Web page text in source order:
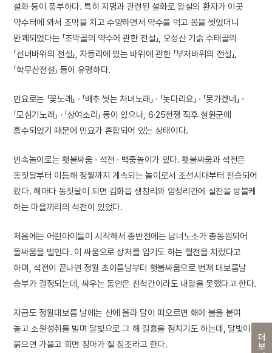
더보기
설화 등이 풍부하다. 특히 지명과 관련된 설화로 왕실의 환자가 이곳
약수터에 와서 초막을 치고 수양하면서 약수를 먹고 몸을 씻었더니
완쾌되었다는 「조막골의 약수에 관한 전설」, 오성산 기슭 수태골의
「선녀바위의 전설」, 자등리에 있는 바위에 관한 「부처바위의 전설」,
「학무산전설」 등이 유명하다.
민요로는 「꽃노래」 · 「배추 씻는 처녀노래」 · 「놋다리요」 · 「못가겠네」 ·
「모심기노래」 · 「상여소리」 등이 있으나, 6·25전쟁 직후 철원군에
흡수되었기 때문에 민요가 혼합되어 있는 상태이다.
민속놀이로는 횃불싸움 · 석전 · 백중놀이가 있다. 횃불싸움과 석전은
동짓달부터 이듬해 정월까지 계속되는 놀이로서 조선시대부터 전승되어
왔다. 해마다 동짓달이 되면 김화읍 생창리와 암정리간에 실전을 방불케
하는 마을끼리의 석전이 있었다.
처음에는 어린아이들이 시작해서 종반전에는 남녀노소가 총동원되어
돌싸움을 벌인다. 이 싸움으로 상처를 입기도 하는 혈전을 치렀다고
하며, 석전이 끝나면 정월 초이튿날부터 횃불싸움으로 번져 대보름날
승부가 결정되는데, 싸우는 동안은 친척간이라도 내왕을 못했다고 한다.
지금도 정월대보름 날에는 산에 올라 달이 떠오르면 홰에 불을 붙여
놓고 소원성취를 빌며 달빛으로 그 해 길흉을 점치기도 하는데, 달빛이
붉으면 가물고 희면 장마가 질 징조라고 한다.